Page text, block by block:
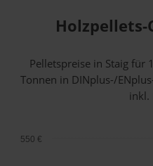
Pelletspreise in Staig für
Tonnen in DINplus-/
inkl.
550 €